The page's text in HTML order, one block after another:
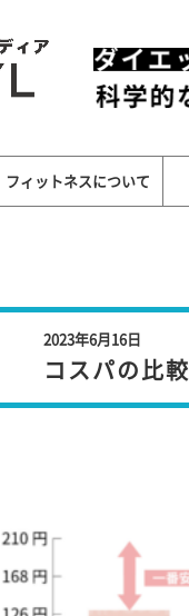
フィットネスについて
2023年6月16日
コスパの比較